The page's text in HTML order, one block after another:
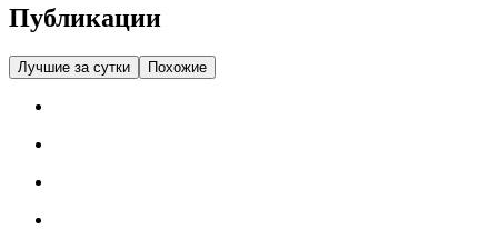
Публикации
Лучшие за сутки Похожие